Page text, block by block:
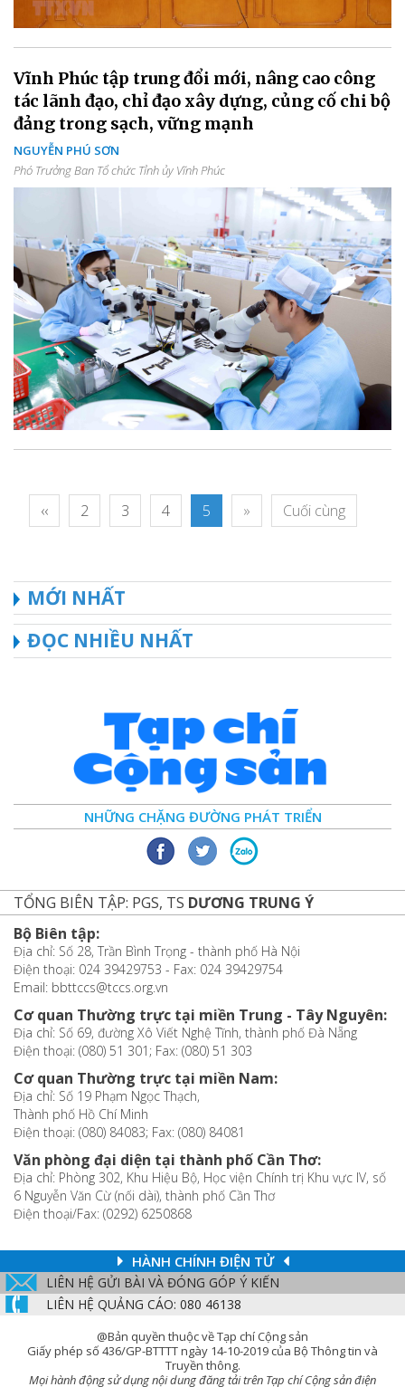
Vĩnh Phúc tập trung đổi mới, nâng cao công
tác lãnh đạo, chỉ đạo xây dựng, củng cố chi bộ
đảng trong sạch, vững mạnh
NGUYỄN PHÚ SƠN
Phó Trưởng Ban Tổ chức Tỉnh ủy Vĩnh Phúc
‹‹ 2 3 4 5 » Cuối cùng
MỚI NHẤT
ĐỌC NHIỀU NHẤT
NHỮNG CHẶNG ĐƯỜNG PHÁT TRIỂN
TỔNG BIÊN TẬP: PGS, TS DƯƠNG TRUNG Ý
Bộ Biên tập:
Địa chỉ: Số 28, Trần Bình Trọng - thành phố Hà Nội
Điện thoại: 024 39429753 - Fax: 024 39429754
Email: bbttccs@tccs.org.vn
Cơ quan Thường trực tại miền Trung - Tây Nguyên:
Địa chỉ: Số 69, đường Xô Viết Nghệ Tĩnh, thành phố Đà Nẵng
Điện thoại: (080) 51 301; Fax: (080) 51 303
Cơ quan Thường trực tại miền Nam:
Địa chỉ: Số 19 Phạm Ngọc Thạch,
Thành phố Hồ Chí Minh
Điện thoại: (080) 84083; Fax: (080) 84081
Văn phòng đại diện tại thành phố Cần Thơ:
Địa chỉ: Phòng 302, Khu Hiệu Bộ, Học viện Chính trị Khu vực IV, số
6 Nguyễn Văn Cừ (nối dài), thành phố Cần Thơ
Điện thoại/Fax: (0292) 6250868
HÀNH CHÍNH ĐIỆN TỬ
LIÊN HỆ GỬI BÀI VÀ ĐÓNG GÓP Ý KIẾN
LIÊN HỆ QUẢNG CÁO: 080 46138
@Bản quyền thuộc về Tạp chí Cộng sản
Giấy phép số 436/GP-BTTTT ngày 14-10-2019 của Bộ Thông tin và
Truyền thông.
Mọi hành động sử dụng nội dung đăng tải trên Tạp chí Cộng sản điện